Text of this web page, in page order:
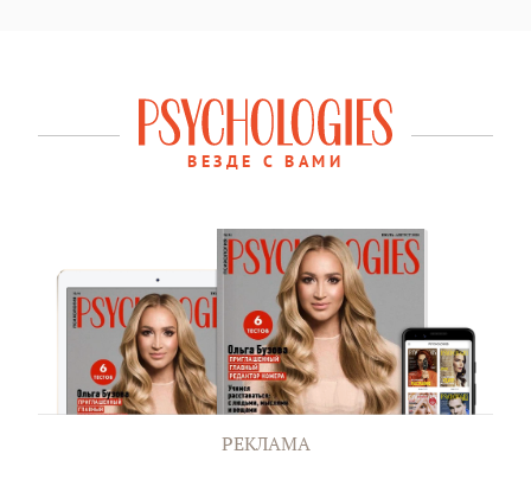
ВЕЗДЕ С ВАМИ
РЕКЛАМА